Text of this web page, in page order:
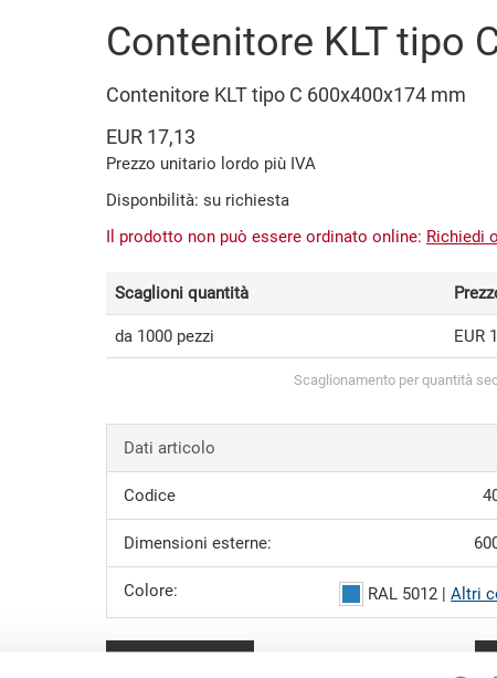
Contenitore KLT tipo
Contenitore KLT tipo C 600x400x174 mm
EUR 17,13
Prezzo unitario lordo più IVA
Disponbilità: su richiesta
Il prodotto non può essere ordinato online: Richiedi
Scaglioni quantità
da 1000 pezzi EUR
Scaglionamento per quantità
Dati articolo
Codice
Dimensioni esterne:
Colore: RAL 5012 |Altri